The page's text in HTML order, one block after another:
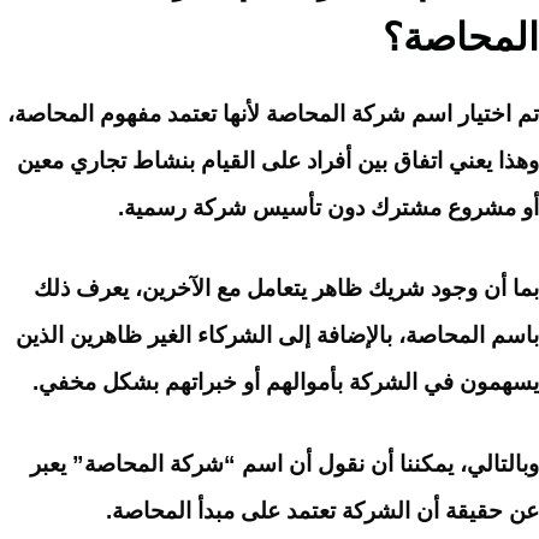
المحاصة؟
تم اختيار اسم شركة المحاصة لأنها تعتمد مفهوم المحاصة،
وهذا يعني اتفاق بين أفراد على القيام بنشاط تجاري معين
أو مشروع مشترك دون تأسيس شركة رسمية.
بما أن وجود شريك ظاهر يتعامل مع الآخرين، يعرف ذلك
باسم المحاصة، بالإضافة إلى الشركاء الغير ظاهرين الذين
يسهمون في الشركة بأموالهم أو خبراتهم بشكل مخفي.
وبالتالي، يمكننا أن نقول أن اسم “شركة المحاصة” يعبر
عن حقيقة أن الشركة تعتمد على مبدأ المحاصة.